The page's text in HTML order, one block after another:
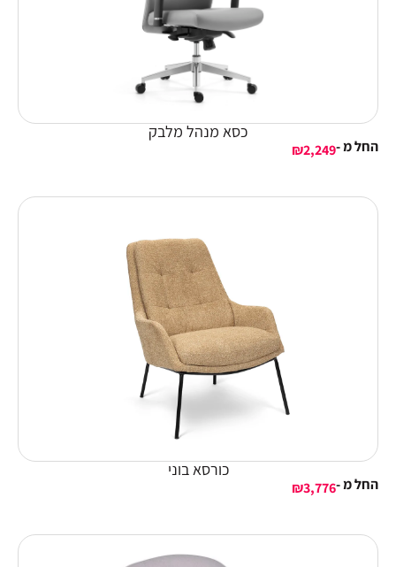
כסא מנהל מלבק
החל מ - ₪2,249
כורסא בוני
החל מ - ₪3,776